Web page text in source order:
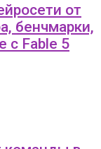
от
бенчмарки,
с Fable 5